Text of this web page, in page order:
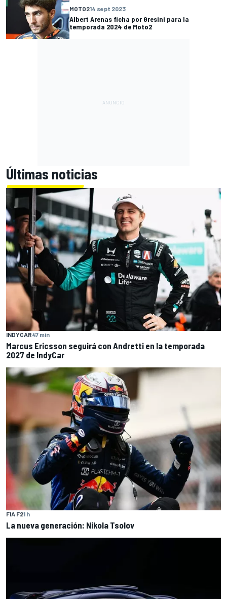
MOTO214 sept 2023
Albert Arenas ficha por Gresini para la
temporada 2024 de Moto2
Últimas noticias
INDYCAR47 min
Marcus Ericsson seguirá con Andretti en la temporada
2027 de IndyCar
FIA F21 h
La nueva generación: Nikola Tsolov